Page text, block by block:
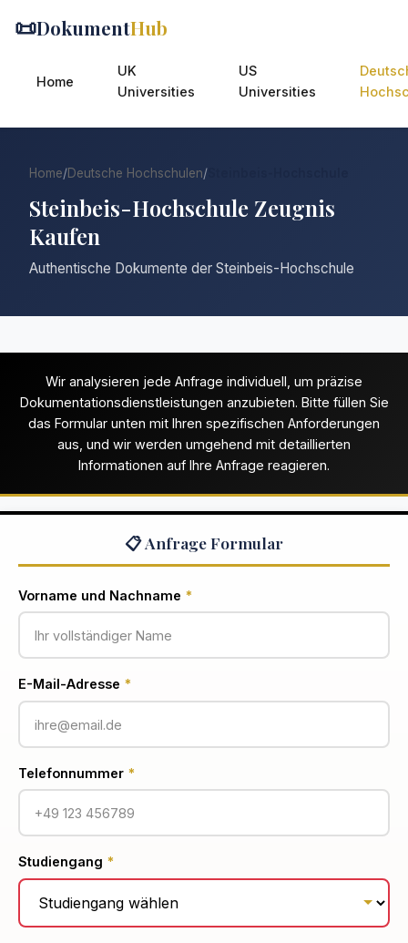
📜DokumentHub
Home
UK
Universities
US
Universities
Home/Deutsche Hochschulen/
Steinbeis-Hochschule Zeugnis
Kaufen
Authentische Dokumente der Steinbeis-Hochschule
Wir analysieren jede Anfrage individuell, um präzise
Dokumentationsdienstleistungen anzubieten. Bitte füllen Sie
das Formular unten mit Ihren spezifischen Anforderungen
aus, und wir werden umgehend mit detaillierten
Informationen auf Ihre Anfrage reagieren.
📋 Anfrage Formular
Vorname und Nachname *
E-Mail-Adresse *
Telefonnummer *
Studiengang *